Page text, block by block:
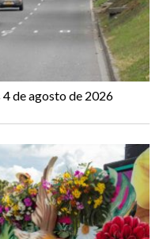
de agosto de 2026